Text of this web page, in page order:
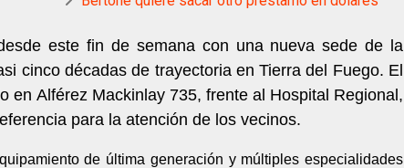
este fin de semana con una nueva sede de la
cinco décadas de trayectoria en Tierra del Fuego. El
en Alférez Mackinlay 735, frente al Hospital Regional,
para la atención de los vecinos.
de última generación y múltiples especialidades